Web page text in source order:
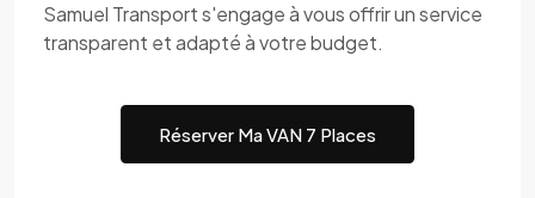
Samuel Transport s'engage à vous offrir un service
transparent et adapté à votre budget.
Réserver Ma VAN 7 Places